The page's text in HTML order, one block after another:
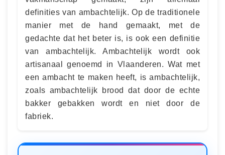
definities van ambachtelijk. Op de traditionele
manier met de hand gemaakt, met de
gedachte dat het beter is, is ook een definitie
van ambachtelijk. Ambachtelijk wordt ook
artisanaal genoemd in Vlaanderen. Wat met
een ambacht te maken heeft, is ambachtelijk,
zoals ambachtelijk brood dat door de echte
bakker gebakken wordt en niet door de
fabriek.